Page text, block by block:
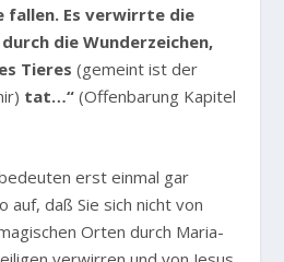
fallen. Es verwirrte die
die Wunderzeichen,
Tieres (gemeint ist der
tat…“ (Offenbarung Kapitel
erst einmal gar
auf, daß Sie sich nicht von
Orten durch Maria-